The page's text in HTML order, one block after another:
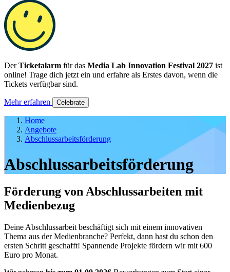
DerTicketalarm für das Media Lab Innovation Festival 2027 ist
online! Trage dich jetzt ein und erfahre als Erstes davon, wenn die
Tickets verfügbar sind.
Mehr erfahren Celebrate
Home
Angebote
Abschlussarbeitsförderung
Abschluss­arbeits­förderung
Förderung von Abschlussarbeiten mit
Medienbezug
Deine Abschlussarbeit beschäftigt sich mit einem innovativen
Thema aus der Medienbranche? Perfekt, dann hast du schon den
ersten Schritt geschafft! Spannende Projekte fördern wir mit 600
Euro pro Monat.